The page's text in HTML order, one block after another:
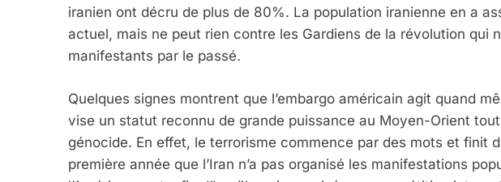
iranien ont décru de plus de 80%. La population iranienne en a
actuel, mais ne peut rien contre les Gardiens de la révolution qui
manifestants par le passé.
Quelques signes montrent que l’embargo américain agit quand
vise un statut reconnu de grande puissance au Moyen-Orient
génocide. En effet, le terrorisme commence par des mots et finit
première année que l’Iran n’a pas organisé les manifestations
2025, L’année La Plus Meurtrière Selon
FRANCE ISRAÉL